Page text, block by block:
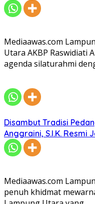
Mediaawas.com
Utara AKBP Raswidiati
agenda silaturahmi
Disambut Tradisi
Anggraini, S.I.K. Resmi
Mediaawas.com
penuh khidmat